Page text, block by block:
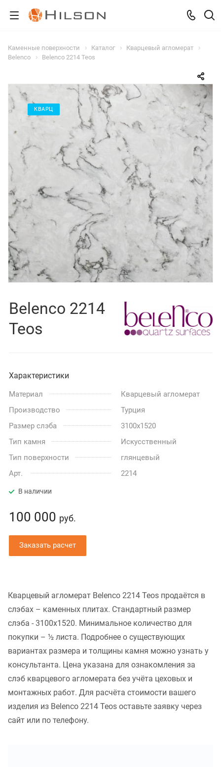
Каменные поверхности Каталог
Кварцевый агломерат
Belenco
Belenco 2214 Teos
КВАРЦ
Belenco 2214
Teos
Характеристики
Материал
Кварцевый агломерат
Производство
Турция
Размер слэба
3100x1520
Тип камня
Искусственный
Тип поверхности
глянцевый
Арт.
2214
В наличии
100 000 руб.
Заказать расчет
Кварцевый агломерат Belenco 2214 Teos продаётся в
слэбах – каменных плитах. Стандартный размер
слэба - 3100x1520. Минимальное количество для
покупки – ½ листа. Подробнее о существующих
вариантах размера и толщины камня можно узнать у
консультанта. Цена указана для ознакомления за
слэб кварцевого агломерата без учёта цеховых и
монтажных работ. Для расчёта стоимости вашего
изделия из Belenco 2214 Teos оставьте заявку через
сайт или по телефону.